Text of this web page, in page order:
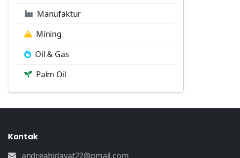
Manufaktur
Mining
Oil & Gas
Palm Oil
Kontak
andreahidayat22@gmail.com